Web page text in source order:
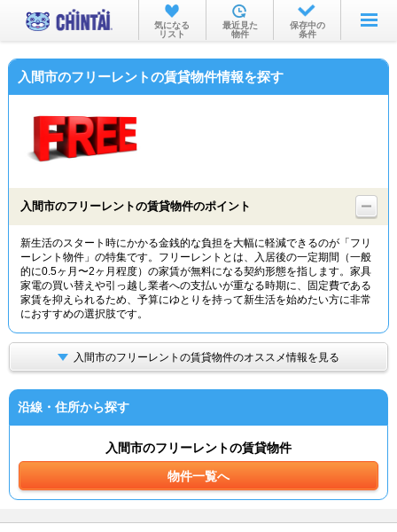
お部屋を探す
沿線・駅から
物件特集から
TOP
気になる
リスト
最近見た
物件
保存中の
条件
入間市のフリーレントの賃貸物件情報を探す
入間市のフリーレントの賃貸物件のポイント
新生活のスタート時にかかる金銭的な負担を大幅に軽減できるのが「フリ
ーレント物件」の特集です。フリーレントとは、入居後の一定期間（一般
的に0.5ヶ月〜2ヶ月程度）の家賃が無料になる契約形態を指します。家具
家電の買い替えや引っ越し業者への支払いが重なる時期に、固定費である
家賃を抑えられるため、予算にゆとりを持って新生活を始めたい方に非常
におすすめの選択肢です。
入間市のフリーレントの賃貸物件のオススメ情報を見る
沿線・住所から探す
入間市のフリーレントの賃貸物件
物件一覧へ